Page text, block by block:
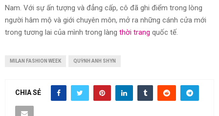
Nam. Với sự ấn tượng và đẳng cấp, cô đã ghi điểm trong lòng
người hâm mộ và giới chuyên môn, mở ra những cánh cửa mới
trong tương lai của mình trong làng thời trang quốc tế.
MILAN FASHION WEEK QUỲNH ANH SHYN
CHIA SẺ